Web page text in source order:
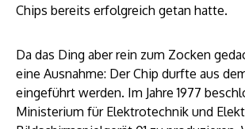
Chips bereits erfolgreich getan hatte.
Da das Ding aber rein zum Zocken
eine Ausnahme: Der Chip durfte aus
eingeführt werden. Im Jahre 1977
Ministerium für Elektrotechnik und